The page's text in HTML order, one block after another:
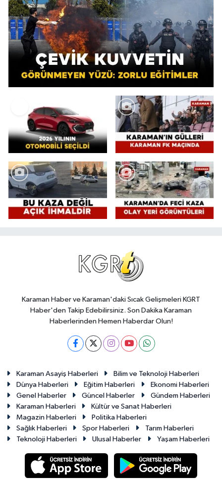
Karaman Haber ve Karaman'daki Sıcak Gelişmeleri KGRT
Haber'den Takip Edebilirsiniz. Son Dakika Karaman
Haberlerinden Hemen Haberdar Olun!
Karaman Asayiş Haberleri
Bilim ve Teknoloji Haberleri
Dünya Haberleri
Eğitim Haberleri
Ekonomi Haberleri
Genel Haberler
Güncel Haberler
Gündem Haberleri
Karaman Haberleri
Kültür ve Sanat Haberleri
Magazin Haberleri
Politika Haberleri
Sağlık Haberleri
Spor Haberleri
Tarım Haberleri
Teknoloji Haberleri
Ulusal Haberler Yaşam Haberleri